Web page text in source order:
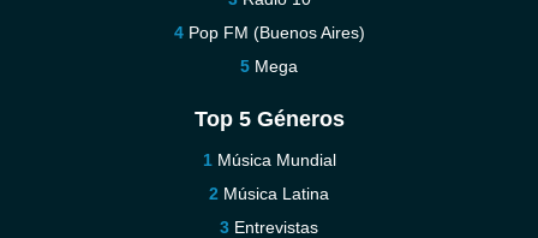
Pop FM (Buenos Aires)
Mega
Top 5 Géneros
Música Mundial
Música Latina
Entrevistas